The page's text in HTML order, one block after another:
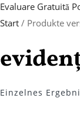
Evaluare Gratuită
Start / Produkte
Einzelnes